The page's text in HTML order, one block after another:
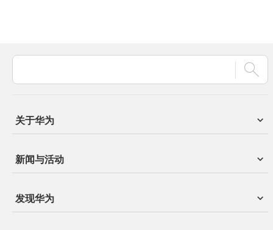
关于华为
新闻与活动
发现华为